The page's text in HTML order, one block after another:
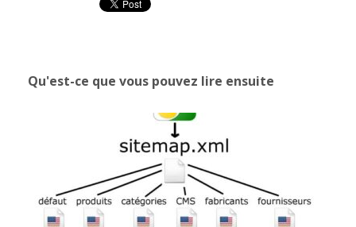
Qu'est-ce que vous pouvez lire ensuite